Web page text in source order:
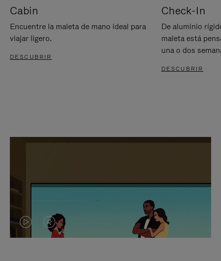
Cabin
Encuentre la maleta de mano ideal para
viajar ligero.
DESCUBRIR
Check-In
De aluminio
maleta está
una o dos
DESCUBRIR
EL
EL